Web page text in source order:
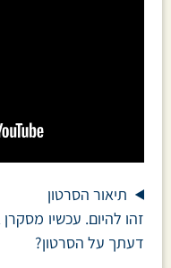
תיאור הסרטון
זהו להיום. עכשיו
דעתך על הסרטון?